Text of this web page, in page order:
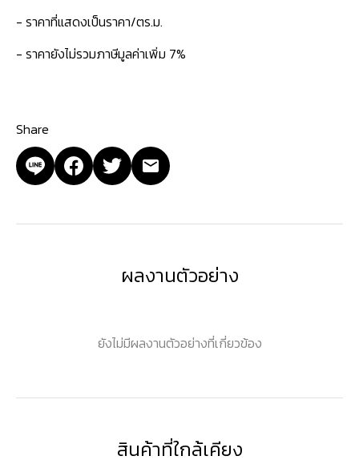
- ราคาที่แสดงเป็นราคา/ตร.ม.
- ราคายังไม่รวมภาษีมูลค่าเพิ่ม 7%
Share
ผลงานตัวอย่าง
ยังไม่มีผลงานตัวอย่างที่เกี่ยวข้อง
สินค้าที่ใกล้เคียง